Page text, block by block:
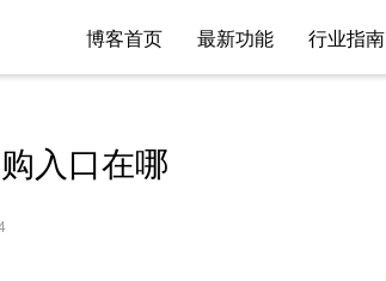
博客首页 最新功能 行业指南
入口在哪